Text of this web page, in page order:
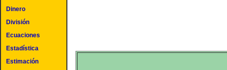
Dinero
División
Ecuaciones
Estadística
Estimación